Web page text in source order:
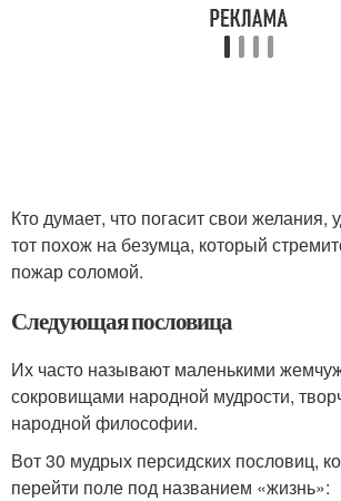
Кто думает, что погасит свои желания,
тот похож на безумца, который
пожар соломой.
Следующая пословица
Их часто называют маленькими
сокровищами народной мудрости,
народной философии.
Вот 30 мудрых персидских пословиц,
перейти поле под названием «жизнь»: